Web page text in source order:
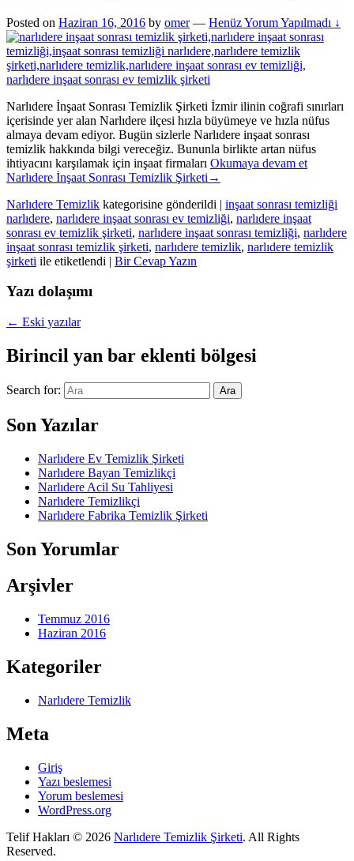
Posted on Haziran 16, 2016 by omer — Henüz Yorum Yapılmadı ↓
Narlıdere İnşaat Sonrası Temizlik Şirketi İzmir ilinin coğrafi sınırları
içerisinde yer alan Narlıdere ilçesi hızla büyümeye ve hızla nüfus
almaya devam ediyor. Bugün sizlerle Narlıdere inşaat sonrası
temizlik hakkında bilgi vereceğiz. Bununla birlikte artan nüfus
ihtiyacını karşılamak için inşaat firmaları Okumaya devam et
Narlıdere İnşaat Sonrası Temizlik Şirketi →
Narlıdere Temizlik kategorisine gönderildi | inşaat sonrası temizliği
narlıdere, narlıdere inşaat sonrası ev temizliği, narlıdere inşaat
sonrası ev temizlik şirketi, narlıdere inşaat sonrası temizliği, narlıdere
inşaat sonrası temizlik şirketi, narlıdere temizlik, narlıdere temizlik
şirketi ile etiketlendi | Bir Cevap Yazın
Yazı dolaşımı
← Eski yazılar
Birincil yan bar eklenti bölgesi
Search for: Ara
Son Yazılar
Narlıdere Ev Temizlik Şirketi
Narlıdere Bayan Temizlikçi
Narlıdere Acil Su Tahliyesi
Narlıdere Temizlikçi
Narlıdere Fabrika Temizlik Şirketi
Son Yorumlar
Arşivler
Temmuz 2016
Haziran 2016
Kategoriler
Narlıdere Temizlik
Meta
Giriş
Yazı beslemesi
Yorum beslemesi
WordPress.org
Telif Hakları © 2026 Narlıdere Temizlik Şirketi. All Rights
Reserved.